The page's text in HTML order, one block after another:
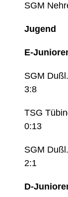
SGM
Jugend
E-
SGM
3:8
TSG
0:13
SGM
2:1
D-